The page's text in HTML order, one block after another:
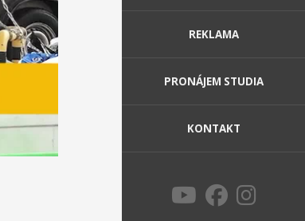
REKLAMA
PRONÁJEM STUDIA
KONTAKT